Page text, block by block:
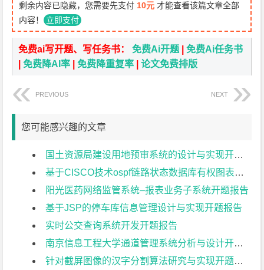
剩余内容已隐藏，您需要先支付 10元 才能查看该篇文章全部
内容！ 立即支付
免费ai写开题、写任务书：免费Ai开题 |免费Ai任务书
|免费降AI率 |免费降重复率 |论文免费排版
PREVIOUS NEXT
您可能感兴趣的文章
国土资源局建设用地预审系统的设计与实现开题报告
基于CISCO技术ospf链路状态数据库有权图表示研究与应用开题报告
阳光医药网络监管系统–报表业务子系统开题报告
基于JSP的停车库信息管理设计与实现开题报告
实时公交查询系统开发开题报告
南京信息工程大学通道管理系统分析与设计开题报告
针对截屏图像的汉字分割算法研究与实现开题报告